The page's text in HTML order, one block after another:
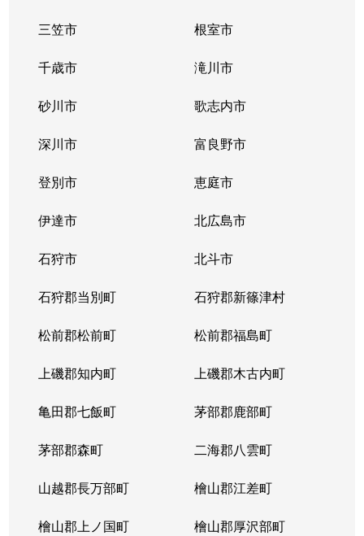
三笠市 根室市
千歳市 滝川市
砂川市 歌志内市
深川市 富良野市
登別市 恵庭市
伊達市 北広島市
石狩市 北斗市
石狩郡当別町 石狩郡新篠津村
松前郡松前町 松前郡福島町
上磯郡知内町 上磯郡木古内町
亀田郡七飯町 茅部郡鹿部町
茅部郡森町 二海郡八雲町
山越郡長万部町 檜山郡江差町
檜山郡上ノ国町 檜山郡厚沢部町